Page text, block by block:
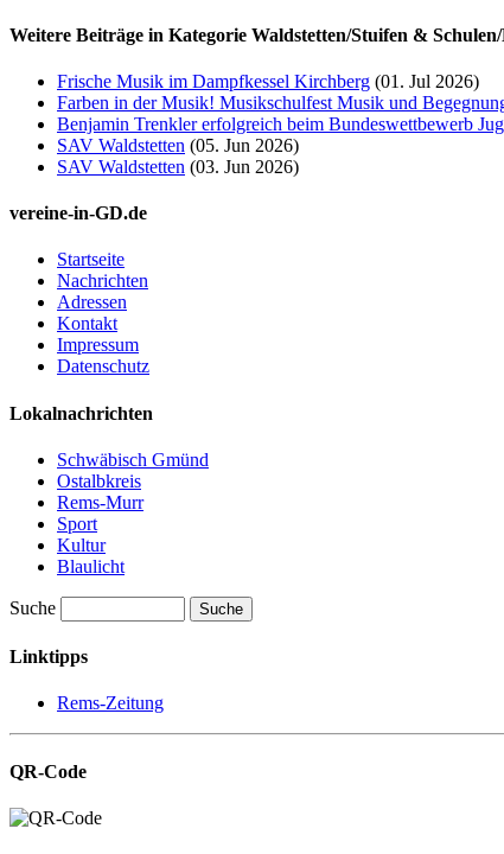
Weitere Beiträge in Kategorie Waldstetten/Stuifen &
Frische Musik im Dampfkessel Kirchberg (01. Jul 2026)
Farben in der Musik! Musikschulfest Musik und
Benjamin Trenkler erfolgreich beim Bundeswettbewerb
SAV Waldstetten (05. Jun 2026)
SAV Waldstetten (03. Jun 2026)
vereine-in-GD.de
Startseite
Nachrichten
Adressen
Kontakt
Impressum
Datenschutz
Lokalnachrichten
Schwäbisch Gmünd
Ostalbkreis
Rems-Murr
Sport
Kultur
Blaulicht
Suche Suche
Linktipps
Rems-Zeitung
QR-Code